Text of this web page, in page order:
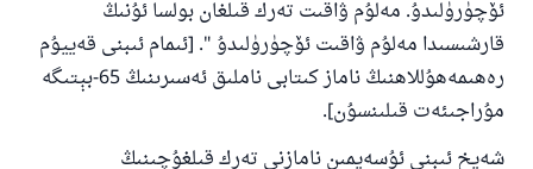
ئۆچۈرۈلىدۇ. مەلۇم ۋاقىت تەرك قىلغان بولسا ئۇنىڭ
قارشىسىدا مەلۇم ۋاقىت ئۆچۈرۈلىدۇ ". [ئىمام ئىبنى قەييۇم
رەھىمەھۇللاھنىڭ ناماز كىتابى ناملىق ئەسىرىنىڭ 65-بېتىگە
مۇراجىئەت قىلىنسۇن].
شەيخ ئىبنى ئۇسەيمىن نامازنى تەرك قىلغۇچىنىڭ